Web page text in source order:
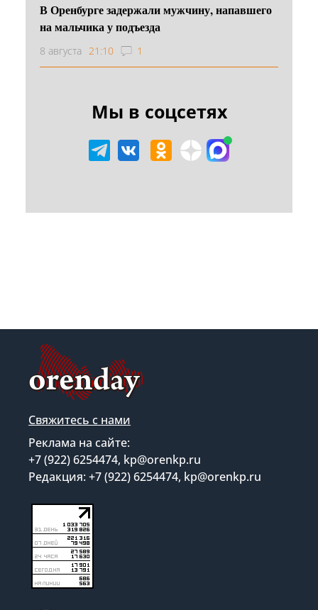
В Оренбурге задержали мужчину, напавшего
на мальчика у подъезда
8 августа 21:10 1
Мы в соцсетях
Свяжитесь с нами
Реклама на сайте:
+7 (922) 6254474, kp@orenkp.ru
Редакция: +7 (922) 6254474, kp@orenkp.ru